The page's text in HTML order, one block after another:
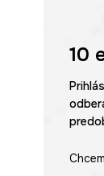
10